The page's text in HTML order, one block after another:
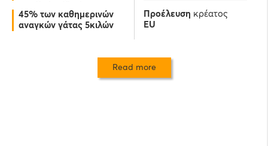
45% των καθημερινών
αναγκών γάτας 5κιλών
Προέλευση κρέατος
EU
Read more